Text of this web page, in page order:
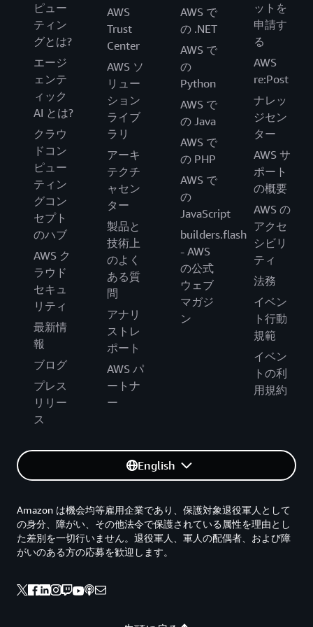
ピュー
ティン
グとは?
エージ
ェンテ
ィック
AI とは?
クラウ
ドコン
ピュー
ティン
グコン
セプト
のハブ
AWS ク
ラウド
セキュ
リティ
最新情
報
ブログ
プレス
リリー
ス
AWS
Trust
Center
AWS ソ
リュー
ション
ライブ
ラリ
アーキ
テクチ
ャセン
ター
製品と
技術上
のよく
ある質
問
アナリ
ストレ
ポート
AWS パ
ートナ
ー
AWS で
の .NET
AWS で
の
Python
AWS で
の Java
AWS で
の PHP
AWS で
の
JavaScript
builders.flash
- AWS
の公式
ウェブ
マガジ
ン
ットを
申請す
る
AWS
re:Post
ナレッ
ジセン
ター
AWS サ
ポート
の概要
AWS の
アクセ
シビリ
ティ
法務
イベン
ト行動
規範
イベン
トの利
用規約
English
Amazon は機会均等雇用企業であり、保護対象退役軍人として
の身分、障がい、その他法令で保護されている属性を理由とし
た差別を一切行いません。退役軍人、軍人の配偶者、および障
がいのある方の応募を歓迎します。